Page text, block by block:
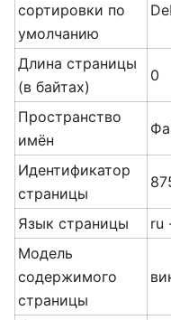
сортировки по
умолчанию
Длина страницы
(в байтах)
0
Пространство
имён
Идентификатор
страницы
Язык страницы
ru
Модель
содержимого
страницы